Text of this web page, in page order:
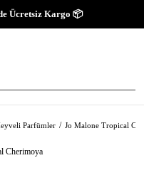
Ücretsiz Kargo 📦
Parfümler Jo Malone Tropical